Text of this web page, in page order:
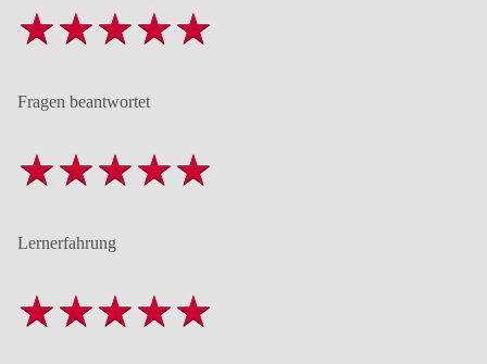
Fragen beantwortet
Lernerfahrung